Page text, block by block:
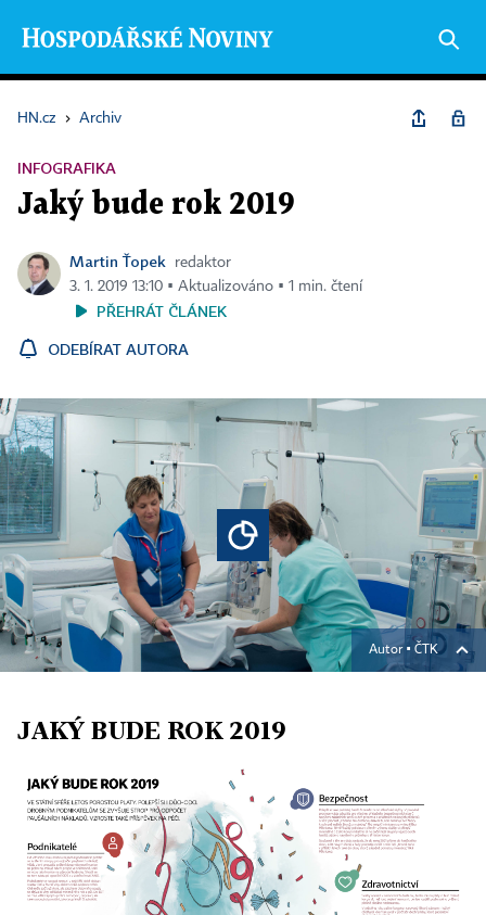
HN.cz › Archiv
INFOGRAFIKA
Jaký bude rok 2019
Martin Ťopek
redaktor
3. 1. 2019 13:10 ▪ Aktualizováno ▪ 1 min. čtení
PŘEHRÁT ČLÁNEK
ODEBÍRAT AUTORA
Autor ▪ ČTK
JAKÝ BUDE ROK 2019